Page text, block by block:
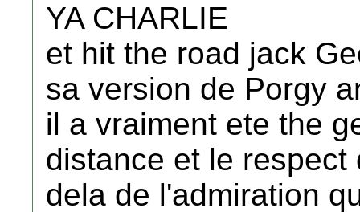
YA CHARLIE
et hit the road jack
sa version de Porgy
il a vraiment ete the
distance et le
dela de l'admiration